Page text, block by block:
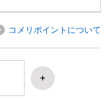
コメリポイントについて